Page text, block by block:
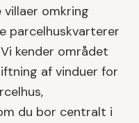
villaer omkring
parcelhuskvarterer
Vi kender området
af vinduer for
du bor centralt i